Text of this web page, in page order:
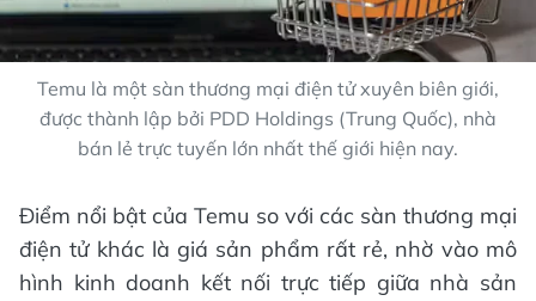
Temu là một sàn thương mại điện tử xuyên biên giới,
được thành lập bởi PDD Holdings (Trung Quốc), nhà
bán lẻ trực tuyến lớn nhất thế giới hiện nay.
Điểm nổi bật của Temu so với các sàn thương mại
điện tử khác là giá sản phẩm rất rẻ, nhờ vào mô
hình kinh doanh kết nối trực tiếp giữa nhà sản